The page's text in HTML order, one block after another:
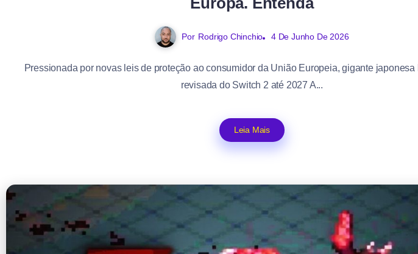
Por Rodrigo Chinchio 4 De Junho De 2026
Pressionada por novas leis de proteção ao consumidor da União Europeia, gigante japonesa
revisada do Switch 2 até 2027 A...
Leia Mais